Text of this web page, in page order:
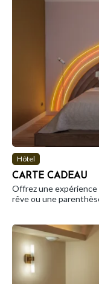
Hôtel
CARTE CADEAU
Offrez une expérience
rêve ou une